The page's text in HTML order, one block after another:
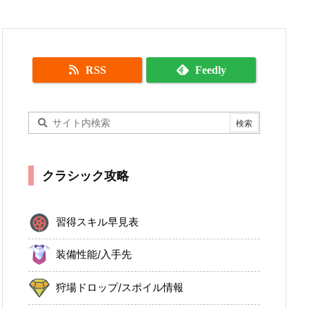
RSS Feedly
クラシック攻略
習得スキル早見表
装備性能/入手先
狩場ドロップ/スポイル情報